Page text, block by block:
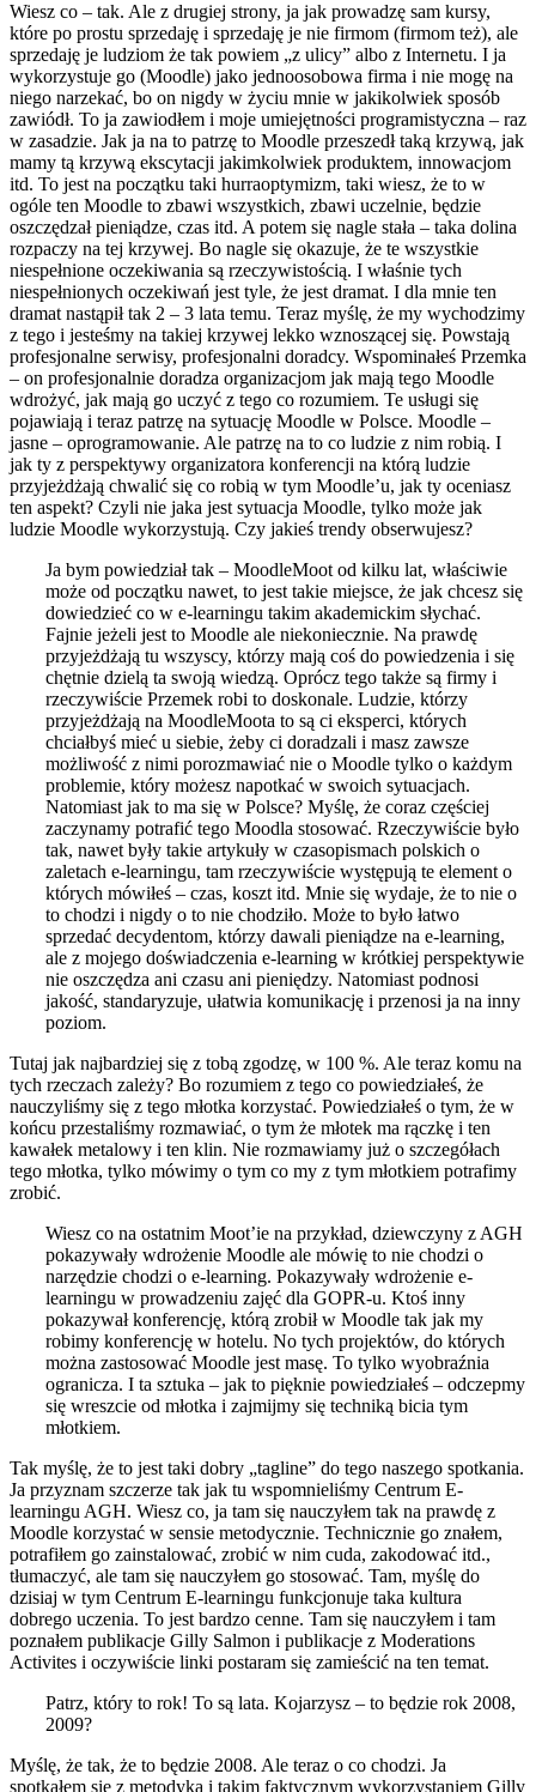
Wiesz co – tak. Ale z drugiej strony, ja jak prowadzę sam kursy,
które po prostu sprzedaję i sprzedaję je nie firmom (firmom też), ale
sprzedaję je ludziom że tak powiem „z ulicy” albo z Internetu. I ja
wykorzystuje go (Moodle) jako jednoosobowa firma i nie mogę na
niego narzekać, bo on nigdy w życiu mnie w jakikolwiek sposób
zawiódł. To ja zawiodłem i moje umiejętności programistyczna – raz
w zasadzie. Jak ja na to patrzę to Moodle przeszedł taką krzywą, jak
mamy tą krzywą ekscytacji jakimkolwiek produktem, innowacjom
itd. To jest na początku taki hurraoptymizm, taki wiesz, że to w
ogóle ten Moodle to zbawi wszystkich, zbawi uczelnie, będzie
oszczędzał pieniądze, czas itd. A potem się nagle stała – taka dolina
rozpaczy na tej krzywej. Bo nagle się okazuje, że te wszystkie
niespełnione oczekiwania są rzeczywistością. I właśnie tych
niespełnionych oczekiwań jest tyle, że jest dramat. I dla mnie ten
dramat nastąpił tak 2 – 3 lata temu. Teraz myślę, że my wychodzimy
z tego i jesteśmy na takiej krzywej lekko wznoszącej się. Powstają
profesjonalne serwisy, profesjonalni doradcy. Wspominałeś Przemka
– on profesjonalnie doradza organizacjom jak mają tego Moodle
wdrożyć, jak mają go uczyć z tego co rozumiem. Te usługi się
pojawiają i teraz patrzę na sytuację Moodle w Polsce. Moodle –
jasne – oprogramowanie. Ale patrzę na to co ludzie z nim robią. I
jak ty z perspektywy organizatora konferencji na którą ludzie
przyjeżdżają chwalić się co robią w tym Moodle’u, jak ty oceniasz
ten aspekt? Czyli nie jaka jest sytuacja Moodle, tylko może jak
ludzie Moodle wykorzystują. Czy jakieś trendy obserwujesz?
Ja bym powiedział tak – MoodleMoot od kilku lat, właściwie
może od początku nawet, to jest takie miejsce, że jak chcesz się
dowiedzieć co w e-learningu takim akademickim słychać.
Fajnie jeżeli jest to Moodle ale niekoniecznie. Na prawdę
przyjeżdżają tu wszyscy, którzy mają coś do powiedzenia i się
chętnie dzielą ta swoją wiedzą. Oprócz tego także są firmy i
rzeczywiście Przemek robi to doskonale. Ludzie, którzy
przyjeżdżają na MoodleMoota to są ci eksperci, których
chciałbyś mieć u siebie, żeby ci doradzali i masz zawsze
możliwość z nimi porozmawiać nie o Moodle tylko o każdym
problemie, który możesz napotkać w swoich sytuacjach.
Natomiast jak to ma się w Polsce? Myślę, że coraz częściej
zaczynamy potrafić tego Moodla stosować. Rzeczywiście było
tak, nawet były takie artykuły w czasopismach polskich o
zaletach e-learningu, tam rzeczywiście występują te element o
których mówiłeś – czas, koszt itd. Mnie się wydaje, że to nie o
to chodzi i nigdy o to nie chodziło. Może to było łatwo
sprzedać decydentom, którzy dawali pieniądze na e-learning,
ale z mojego doświadczenia e-learning w krótkiej perspektywie
nie oszczędza ani czasu ani pieniędzy. Natomiast podnosi
jakość, standaryzuje, ułatwia komunikację i przenosi ja na inny
poziom.
Tutaj jak najbardziej się z tobą zgodzę, w 100 %. Ale teraz komu na
tych rzeczach zależy? Bo rozumiem z tego co powiedziałeś, że
nauczyliśmy się z tego młotka korzystać. Powiedziałeś o tym, że w
końcu przestaliśmy rozmawiać, o tym że młotek ma rączkę i ten
kawałek metalowy i ten klin. Nie rozmawiamy już o szczegółach
tego młotka, tylko mówimy o tym co my z tym młotkiem potrafimy
zrobić.
Wiesz co na ostatnim Moot’ie na przykład, dziewczyny z AGH
pokazywały wdrożenie Moodle ale mówię to nie chodzi o
narzędzie chodzi o e-learning. Pokazywały wdrożenie e-
learningu w prowadzeniu zajęć dla GOPR-u. Ktoś inny
pokazywał konferencję, którą zrobił w Moodle tak jak my
robimy konferencję w hotelu. No tych projektów, do których
można zastosować Moodle jest masę. To tylko wyobraźnia
ogranicza. I ta sztuka – jak to pięknie powiedziałeś – odczepmy
się wreszcie od młotka i zajmijmy się techniką bicia tym
młotkiem.
Tak myślę, że to jest taki dobry „tagline” do tego naszego spotkania.
Ja przyznam szczerze tak jak tu wspomnieliśmy Centrum E-
learningu AGH. Wiesz co, ja tam się nauczyłem tak na prawdę z
Moodle korzystać w sensie metodycznie. Technicznie go znałem,
potrafiłem go zainstalować, zrobić w nim cuda, zakodować itd.,
tłumaczyć, ale tam się nauczyłem go stosować. Tam, myślę do
dzisiaj w tym Centrum E-learningu funkcjonuje taka kultura
dobrego uczenia. To jest bardzo cenne. Tam się nauczyłem i tam
poznałem publikacje Gilly Salmon i publikacje z Moderations
Activites i oczywiście linki postaram się zamieścić na ten temat.
Patrz, który to rok! To są lata. Kojarzysz – to będzie rok 2008,
2009?
Myślę, że tak, że to będzie 2008. Ale teraz o co chodzi. Ja
spotkałem się z metodyką i takim faktycznym wykorzystaniem Gilly